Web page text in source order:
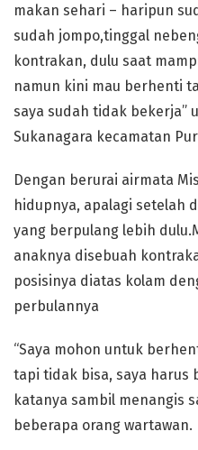
makan sehari – haripun
sudah jompo,tinggal
kontrakan, dulu saat
namun kini mau berhenti
saya sudah tidak bekerja”
Sukanagara kecamatan
Dengan berurai airmata
hidupnya, apalagi setelah
yang berpulang lebih
anaknya disebuah
posisinya diatas kolam
perbulannya
“Saya mohon untuk
tapi tidak bisa, saya harus
katanya sambil menangis
beberapa orang wartawan.